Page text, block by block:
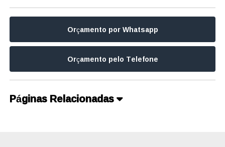
Orçamento por Whatsapp
Orçamento pelo Telefone
Páginas Relacionadas